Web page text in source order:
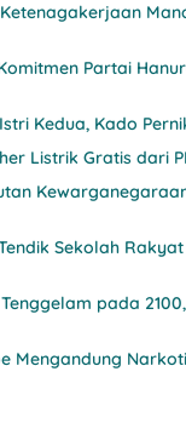
Partai
Kedua, Kado
Listrik Gratis dari
Sekolah
pada
Mengandung